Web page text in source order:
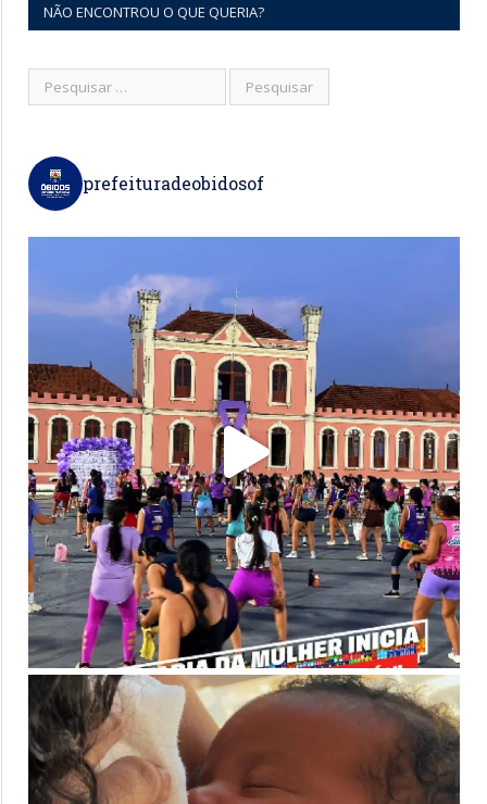
NÃO ENCONTROU O QUE QUERIA?
prefeituradeobidosof